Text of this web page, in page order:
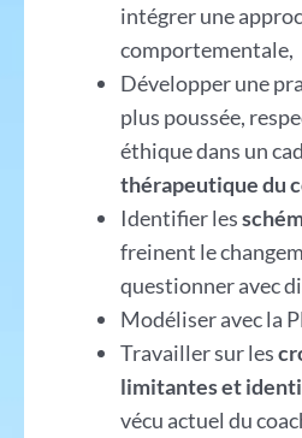
intégrer une
comportementale,
Développer une
plus poussée,
éthique dans un
thérapeutique du
Identifier les
freinent le
questionner avec
Modéliser avec la
Travailler sur les
limitantes et
vécu actuel du